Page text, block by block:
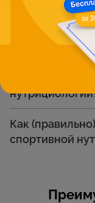
спортивной
Чему я научусь?
Кому
Как
спортивной